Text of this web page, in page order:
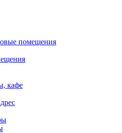
помещения
кафе